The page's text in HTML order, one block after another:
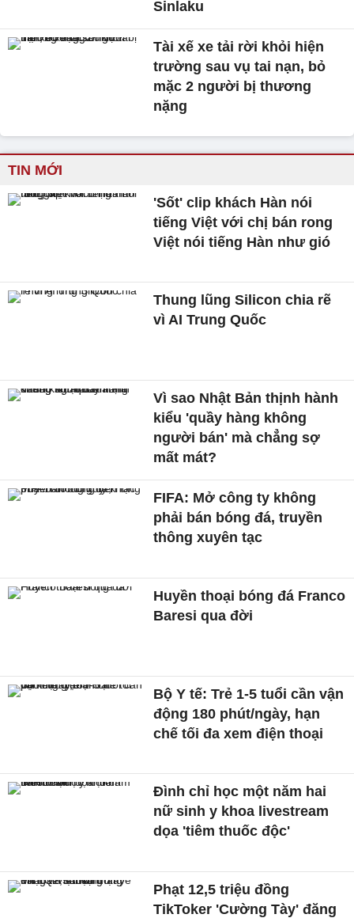
Sinlaku
Tài xế xe tải rời khỏi hiện
trường sau vụ tai nạn, bỏ
mặc 2 người bị thương
nặng
TIN MỚI
'Sốt' clip khách Hàn nói
tiếng Việt với chị bán rong
Việt nói tiếng Hàn như gió
Thung lũng Silicon chia rẽ
vì AI Trung Quốc
Vì sao Nhật Bản thịnh hành
kiểu 'quầy hàng không
người bán' mà chẳng sợ
mất mát?
FIFA: Mở công ty không
phải bán bóng đá, truyền
thông xuyên tạc
Huyền thoại bóng đá Franco
Baresi qua đời
Bộ Y tế: Trẻ 1-5 tuổi cần vận
động 180 phút/ngày, hạn
chế tối đa xem điện thoại
Đình chỉ học một năm hai
nữ sinh y khoa livestream
dọa 'tiêm thuốc độc'
Phạt 12,5 triệu đồng
TikToker 'Cường Tày' đăng